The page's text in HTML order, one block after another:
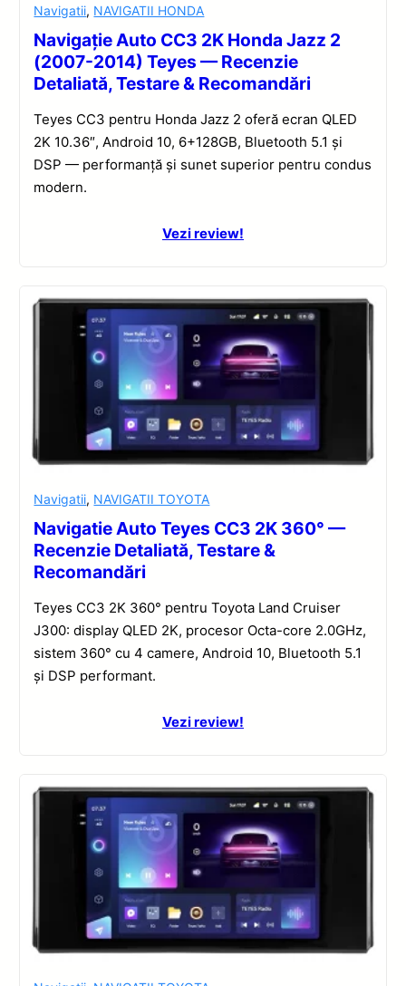
Navigatii, NAVIGATII HONDA
Navigație Auto CC3 2K Honda Jazz 2
(2007-2014) Teyes — Recenzie
Detaliată, Testare & Recomandări
Teyes CC3 pentru Honda Jazz 2 oferă ecran QLED
2K 10.36″, Android 10, 6+128GB, Bluetooth 5.1 și
DSP — performanță și sunet superior pentru condus
modern.
Vezi review!
Navigatii, NAVIGATII TOYOTA
Navigatie Auto Teyes CC3 2K 360° —
Recenzie Detaliată, Testare &
Recomandări
Teyes CC3 2K 360° pentru Toyota Land Cruiser
J300: display QLED 2K, procesor Octa-core 2.0GHz,
sistem 360° cu 4 camere, Android 10, Bluetooth 5.1
și DSP performant.
Vezi review!